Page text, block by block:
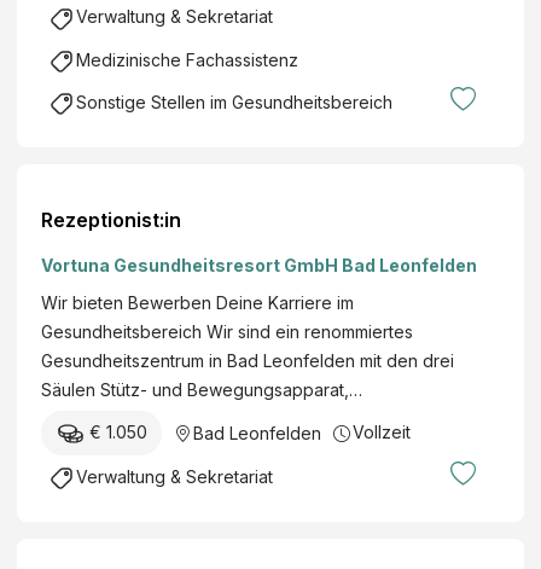
Verwaltung & Sekretariat
Medizinische Fachassistenz
Sonstige Stellen im Gesundheitsbereich
Rezeptionist:in
Vortuna Gesundheitsresort GmbH Bad Leonfelden
Wir bieten Bewerben Deine Karriere im
Gesundheitsbereich Wir sind ein renommiertes
Gesundheitszentrum in Bad Leonfelden mit den drei
Säulen Stütz- und Bewegungsapparat,…
€ 1.050 Bad Leonfelden Vollzeit
Verwaltung & Sekretariat